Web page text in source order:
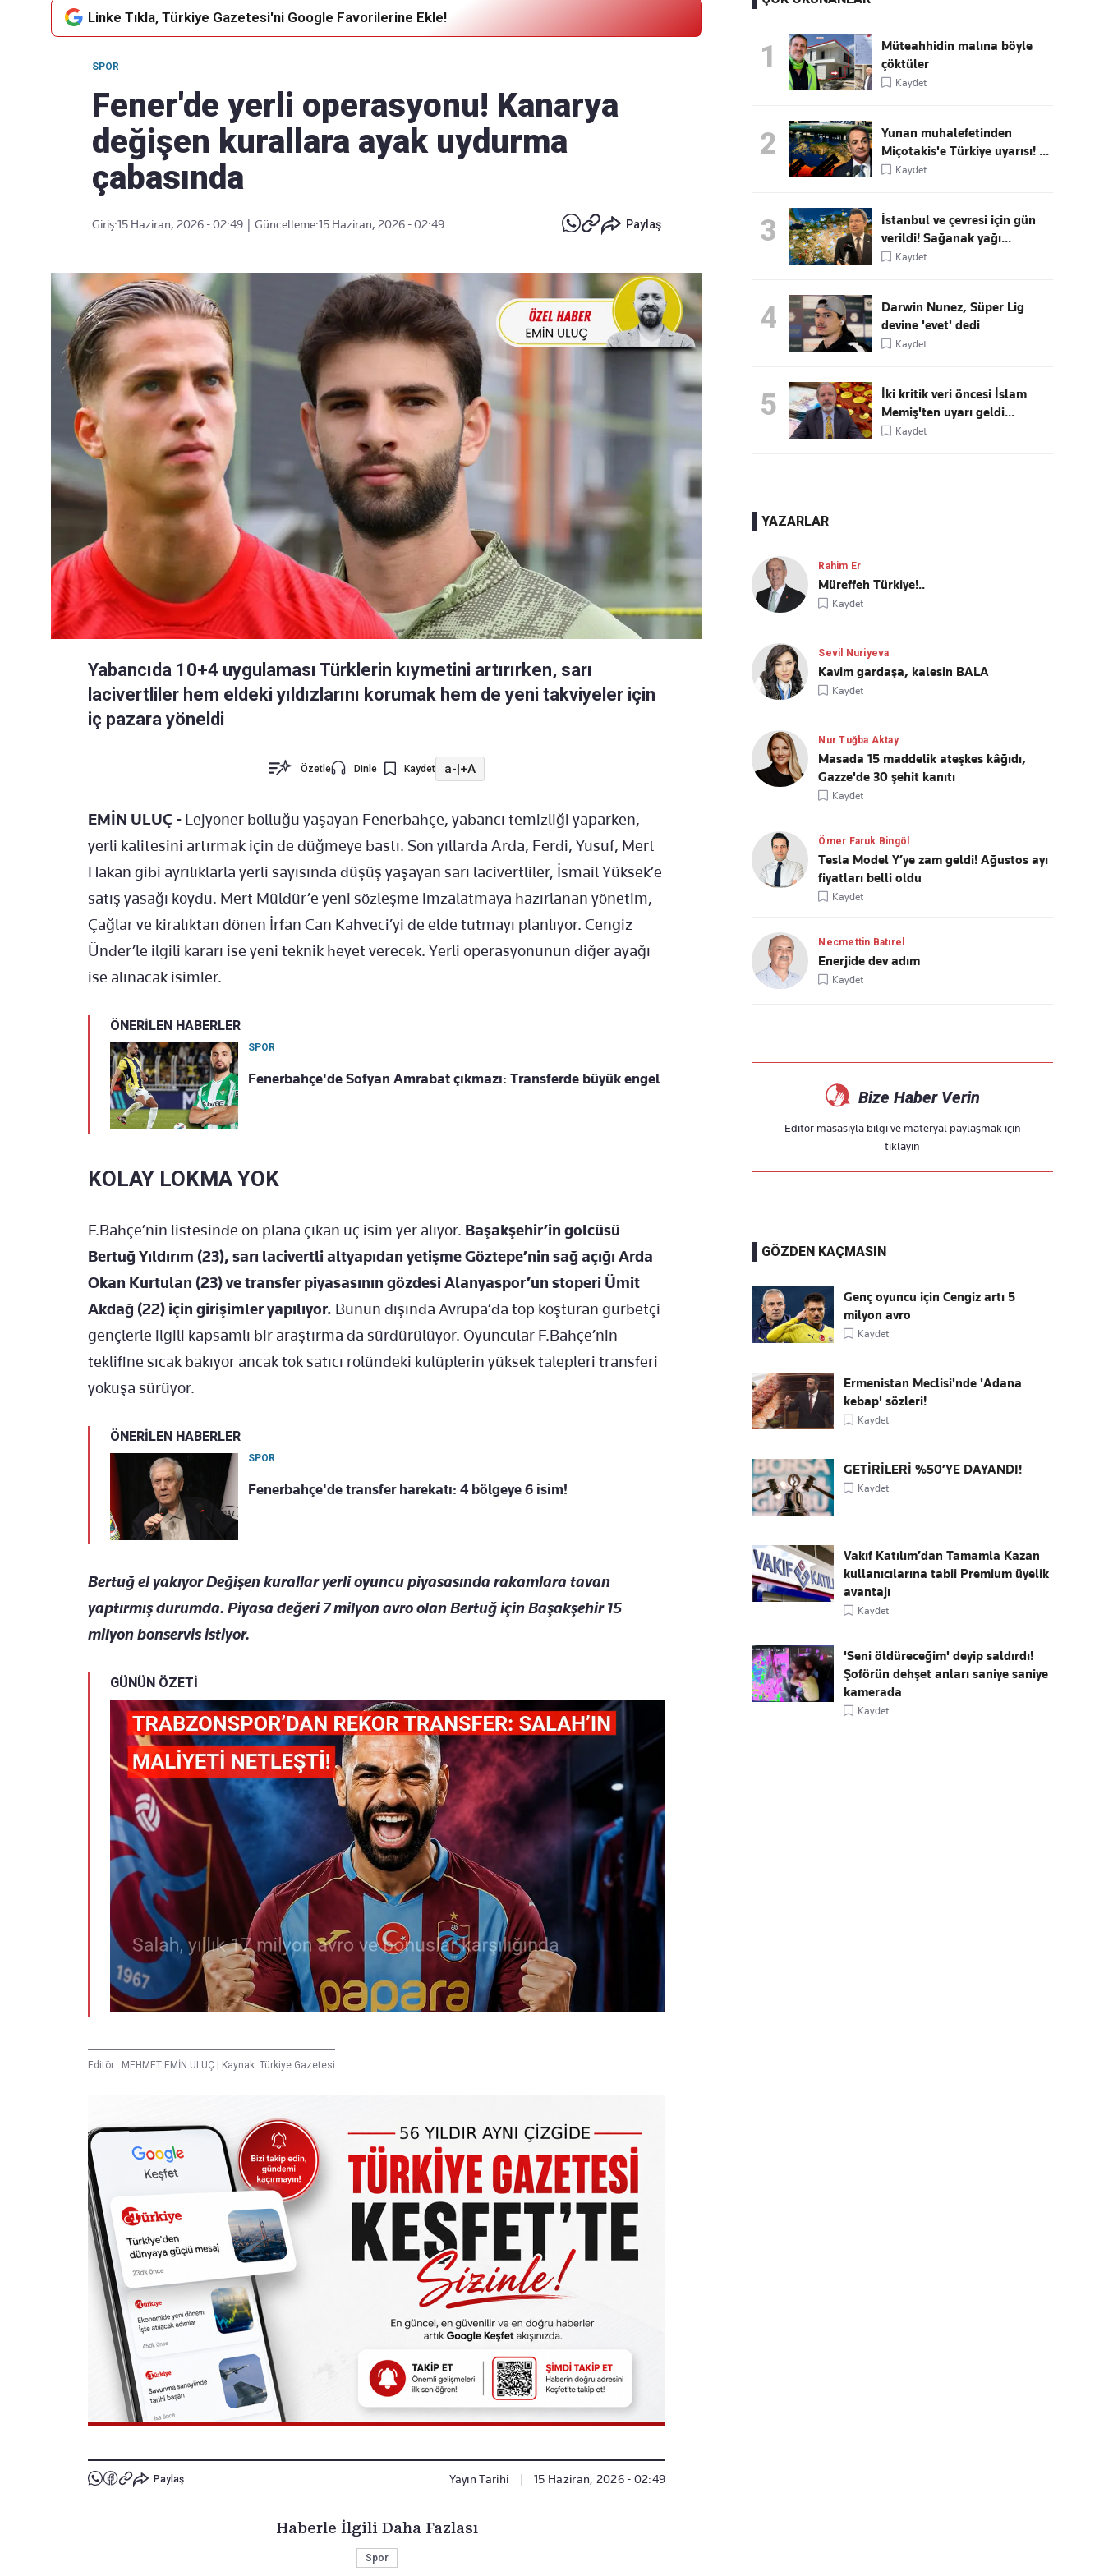
akışımıza ulaşın
göndermek için tıklayın
Kaçırmayın
Ücretsiz üye olun, gündemi
Linke Tıkla, Türkiye Gazetesi'ni Google Favorilerine Ekle!
SPOR
Fener'de yerli operasyonu! Kanarya
değişen kurallara ayak uydurma
çabasında
Giriş:15 Haziran, 2026 - 02:49 Güncelleme:15 Haziran, 2026 - 02:49 Paylaş
Yabancıda 10+4 uygulaması Türklerin kıymetini artırırken, sarı
lacivertliler hem eldeki yıldızlarını korumak hem de yeni takviyeler için
iç pazara yöneldi
Özetle Dinle Kaydet a-|+A
EMİN ULUÇ - Lejyoner bolluğu yaşayan Fenerbahçe, yabancı temizliği yaparken,
yerli kalitesini artırmak için de düğmeye bastı. Son yıllarda Arda, Ferdi, Yusuf, Mert
Hakan gibi ayrılıklarla yerli sayısında düşüş yaşayan sarı lacivertliler, İsmail Yüksek’e
satış yasağı koydu. Mert Müldür’e yeni sözleşme imzalatmaya hazırlanan yönetim,
Çağlar ve kiralıktan dönen İrfan Can Kahveci’yi de elde tutmayı planlıyor. Cengiz
Ünder’le ilgili kararı ise yeni teknik heyet verecek. Yerli operasyonunun diğer ayağı
ise alınacak isimler.
ÖNERİLEN HABERLER
SPOR
Fenerbahçe'de Sofyan Amrabat çıkmazı: Transferde büyük engel
KOLAY LOKMA YOK
F.Bahçe’nin listesinde ön plana çıkan üç isim yer alıyor. Başakşehir’in golcüsü
Bertuğ Yıldırım (23), sarı lacivertli altyapıdan yetişme Göztepe’nin sağ açığı Arda
Okan Kurtulan (23) ve transfer piyasasının gözdesi Alanyaspor’un stoperi Ümit
Akdağ (22) için girişimler yapılıyor. Bunun dışında Avrupa’da top koşturan gurbetçi
gençlerle ilgili kapsamlı bir araştırma da sürdürülüyor. Oyuncular F.Bahçe’nin
teklifine sıcak bakıyor ancak tok satıcı rolündeki kulüplerin yüksek talepleri transferi
yokuşa sürüyor.
ÖNERİLEN HABERLER
SPOR
Fenerbahçe'de transfer harekatı: 4 bölgeye 6 isim!
Bertuğ el yakıyor Değişen kurallar yerli oyuncu piyasasında rakamlara tavan
yaptırmış durumda. Piyasa değeri 7 milyon avro olan Bertuğ için Başakşehir 15
milyon bonservis istiyor.
GÜNÜN ÖZETİ
Editör : MEHMET EMİN ULUÇ | Kaynak: Türkiye Gazetesi
Paylaş Yayın Tarihi 15 Haziran, 2026 - 02:49
Haberle İlgili Daha Fazlası
Spor
1
Müteahhidin malına böyle
çöktüler
Kaydet
2
Yunan muhalefetinden
Miçotakis'e Türkiye uyarısı! ...
Kaydet
3
İstanbul ve çevresi için gün
verildi! Sağanak yağı...
Kaydet
4
Darwin Nunez, Süper Lig
devine 'evet' dedi
Kaydet
5
İki kritik veri öncesi İslam
Memiş'ten uyarı geldi...
Kaydet
YAZARLAR
Rahim Er
Müreffeh Türkiye!..
Kaydet
Sevil Nuriyeva
Kavim gardaşa, kalesin BALA
Kaydet
Nur Tuğba Aktay
Masada 15 maddelik ateşkes kâğıdı,
Gazze'de 30 şehit kanıtı
Kaydet
Ömer Faruk Bingöl
Tesla Model Y’ye zam geldi! Ağustos ayı
fiyatları belli oldu
Kaydet
Necmettin Batırel
Enerjide dev adım
Kaydet
Bize Haber Verin
Editör masasıyla bilgi ve materyal paylaşmak için
tıklayın
GÖZDEN KAÇMASIN
Genç oyuncu için Cengiz artı 5
milyon avro
Kaydet
Ermenistan Meclisi'nde 'Adana
kebap' sözleri!
Kaydet
GETİRİLERİ %50’YE DAYANDI!
Kaydet
Vakıf Katılım’dan Tamamla Kazan
kullanıcılarına tabii Premium üyelik
avantajı
Kaydet
'Seni öldüreceğim' deyip saldırdı!
Şoförün dehşet anları saniye saniye
kamerada
Kaydet